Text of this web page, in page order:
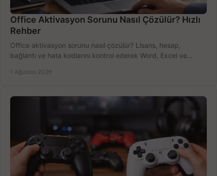
Office Aktivasyon Sorunu Nasıl Çözülür? Hızlı
Rehber
Office aktivasyon sorunu nasıl çözülür? Lisans, hesap,
bağlantı ve hata kodlarını kontrol ederek Word, Excel ve
1 Ağustos 2026